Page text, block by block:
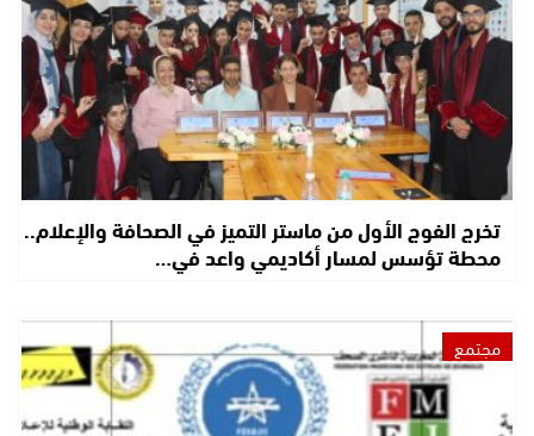
تخرج الفوج الأول من ماستر التميز في الصحافة والإعلام..
محطة تؤسس لمسار أكاديمي واعد في…
مجتمع